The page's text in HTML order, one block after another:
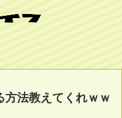
方法教えてくれｗｗ